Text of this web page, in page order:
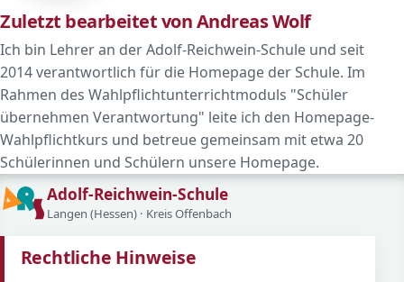
Zuletzt bearbeitet von Andreas Wolf
Ich bin Lehrer an der Adolf-Reichwein-Schule und seit
2014 verantwortlich für die Homepage der Schule. Im
Rahmen des Wahlpflichtunterrichtmoduls "Schüler
übernehmen Verantwortung" leite ich den Homepage-
Wahlpflichtkurs und betreue gemeinsam mit etwa 20
Schülerinnen und Schülern unsere Homepage.
Adolf-Reichwein-Schule
Langen (Hessen) · Kreis Offenbach
Rechtliche Hinweise